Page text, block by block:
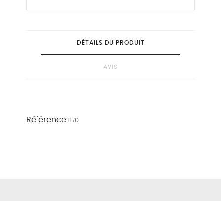
DÉTAILS DU PRODUIT
AVIS
Référence 1170